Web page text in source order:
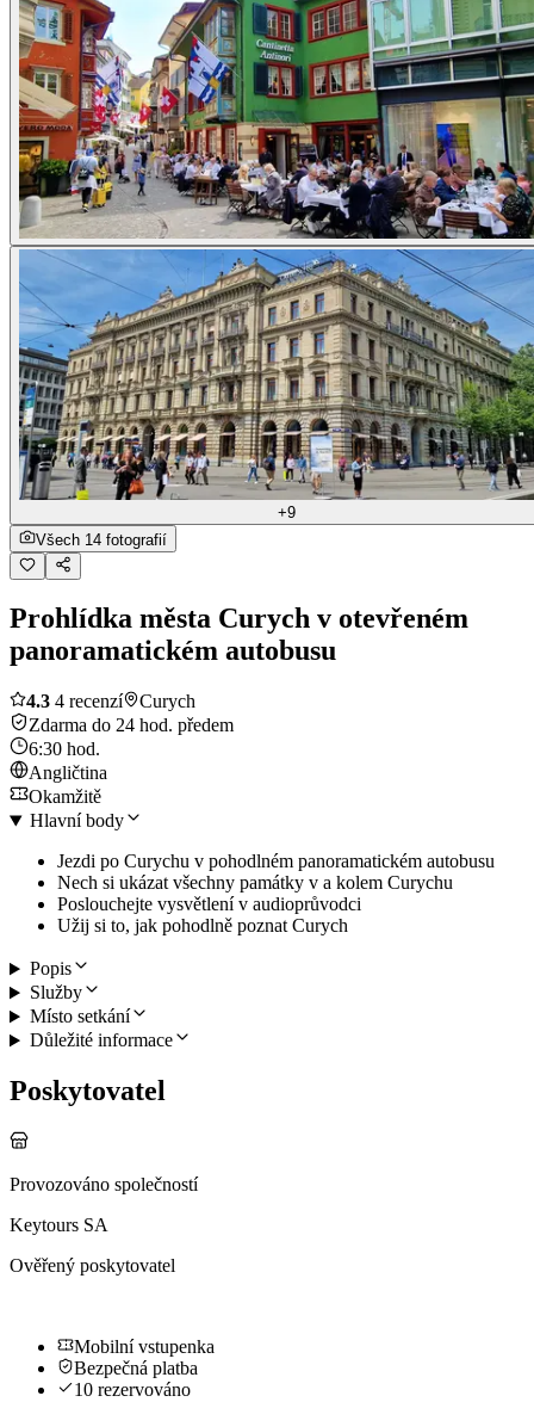
+9
Všech 14 fotografií
Prohlídka města Curych v otevřeném
panoramatickém autobusu
4.3 4 recenzí
Curych
Zdarma do 24 hod. předem
6:30 hod.
Angličtina
Okamžitě
Hlavní body
Jezdi po Curychu v pohodlném panoramatickém autobusu
Nech si ukázat všechny památky v a kolem Curychu
Poslouchejte vysvětlení v audioprůvodci
Užij si to, jak pohodlně poznat Curych
Popis
Služby
Místo setkání
Důležité informace
Poskytovatel
Provozováno společností
Keytours SA
Ověřený poskytovatel
Mobilní vstupenka
Bezpečná platba
10 rezervováno